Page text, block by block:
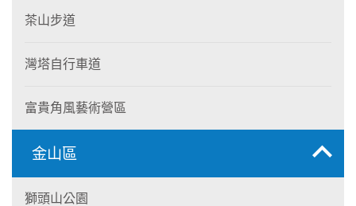
茶山步道
灣塔自行車道
富貴角風藝術營區
金山區
獅頭山公園